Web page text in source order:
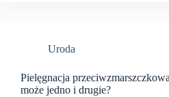
Uroda
Pielęgnacja
może jedno i drugie?